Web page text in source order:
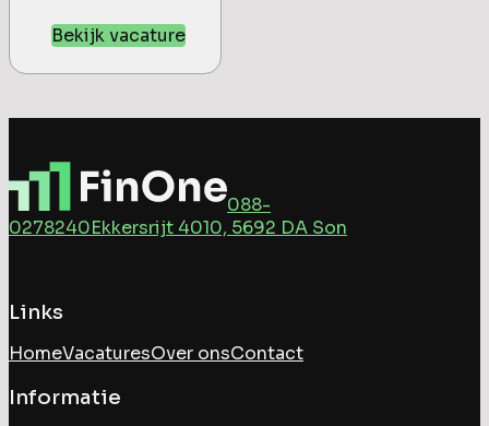
Bekijk vacature
088-
0278240Ekkersrijt 4010, 5692 DA Son
Links
HomeVacaturesOver onsContact
Informatie